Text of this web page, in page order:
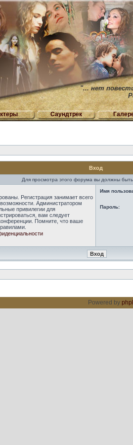
"... нет
Саундтрек
Вход
Для просмотра этого форума вы должны быть
Регистрация занимает всего
Администратором
привилегии для
вам следует
Помните, что ваше
Имя
Пароль:
Powered by